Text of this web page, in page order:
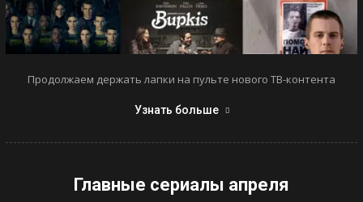
Продолжаем держать лапки на пульте нового ТВ-контента
Узнать больше
Главные сериалы апреля